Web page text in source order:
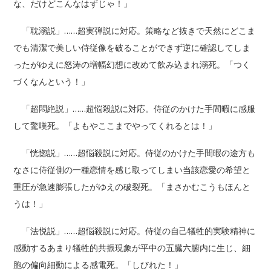
な、だけどこんなはずじゃ！」
「耽溺説」……超実弾説に対応。策略など抜きで天然にどこま
でも清潔で美しい侍従像を破ることができず逆に確認してしま
ったがゆえに怒涛の増幅幻想に改めて飲み込まれ溺死。「つく
づくなんという！」
「超悶絶説」……超悩殺説に対応。侍従のかけた手間暇に感服
して驚嘆死。「よもやここまでやってくれるとは！」
「恍惚説」……超悩殺説に対応。侍従のかけた手間暇の途方も
なさに侍従側の一種恋情を感じ取ってしまい当該恋愛の希望と
重圧が急速膨張したがゆえの破裂死。「まさかむこうもほんと
うは！」
「法悦説」……超悩殺説に対応。侍従の自己犠牲的実験精神に
感動するあまり犠牲的共振現象が平中の五臓六腑内に生じ、細
胞の偏向細動による感電死。「しびれた！」